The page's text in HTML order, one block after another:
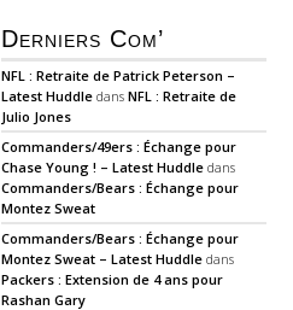
Derniers Com’
NFL : Retraite de Patrick Peterson –
Latest Huddle dansNFL : Retraite de
Julio Jones
Commanders/49ers : Échange pour
Chase Young ! – Latest Huddle dans
Commanders/Bears : Échange pour
Montez Sweat
Commanders/Bears : Échange pour
Montez Sweat – Latest Huddle dans
Packers : Extension de 4 ans pour
Rashan Gary